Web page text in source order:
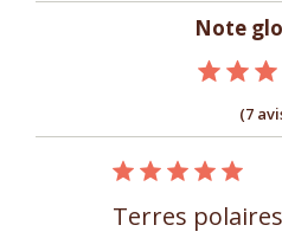
Note
(7
Terres polaires